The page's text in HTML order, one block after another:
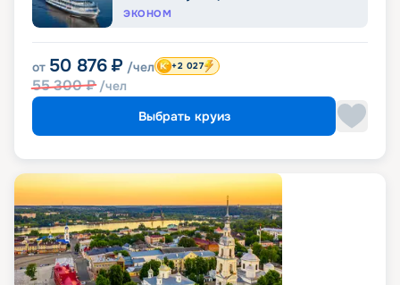
ЭКОНОМ
от 50 876 ₽ /чел
55 300₽ /чел
+2 027
Выбрать круиз